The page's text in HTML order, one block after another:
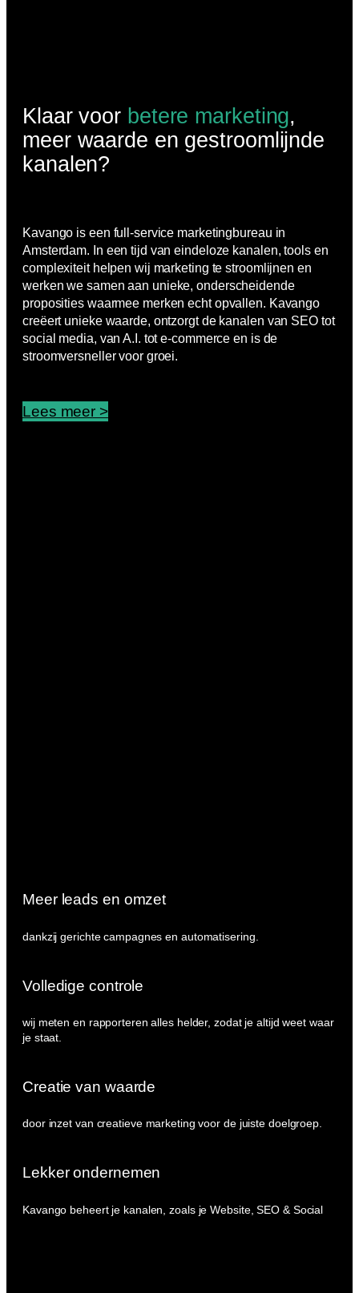
Klaar voor betere marketing,
meer waarde en gestroomlijnde
kanalen?
Kavango is een full-service marketingbureau in
Amsterdam. In een tijd van eindeloze kanalen, tools en
complexiteit helpen wij marketing te stroomlijnen en
werken we samen aan unieke, onderscheidende
proposities waarmee merken echt opvallen. Kavango
creëert unieke waarde, ontzorgt de kanalen van SEO tot
social media, van A.I. tot e-commerce en is de
stroomversneller voor groei.
Lees meer >
Meer leads en omzet
dankzij gerichte campagnes en automatisering.
Volledige controle
wij meten en rapporteren alles helder, zodat je altijd weet waar
je staat.
Creatie van waarde
door inzet van creatieve marketing voor de juiste doelgroep.
Lekker ondernemen
Kavango beheert je kanalen, zoals je Website, SEO & Social